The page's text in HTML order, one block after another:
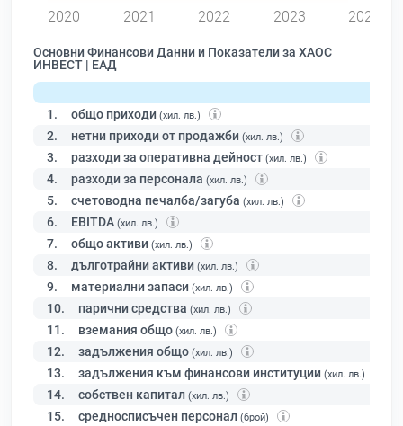
2020 2021 2022 2023 2024
Основни Финансови Данни и Показатели за ХАОС
ИНВЕСТ | ЕАД
1. общо приходи (хил. лв.)
2. нетни приходи от продажби (хил. лв.)
3. разходи за оперативна дейност (хил. лв.)
4. разходи за персонала (хил. лв.)
5. счетоводна печалба/загуба (хил. лв.)
6. EBITDA (хил. лв.)
7. общо активи (хил. лв.)
8. дълготрайни активи (хил. лв.)
9. материални запаси (хил. лв.)
10. парични средства (хил. лв.)
11. вземания общо (хил. лв.)
12. задължения общо (хил. лв.)
13. задължения към финансови институции (хил. лв.)
14. собствен капитал (хил. лв.)
15. средносписъчен персонал (брой)